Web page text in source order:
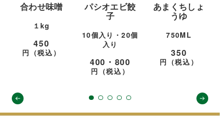
合わせ味噌
１kg
450
円（税込）
パシオエビ餃
子
10個入り・20個
入り
400・800
円（税込）
あまくちしょ
うゆ
750ML
350
円（税込）